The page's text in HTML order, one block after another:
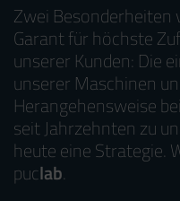
Zwei Besonderheiten
Garant für höchste
unserer Kunden: Die
unserer Maschinen
Herangehensweise
seit Jahrzehnten zu
heute eine Strategie.
puclab.